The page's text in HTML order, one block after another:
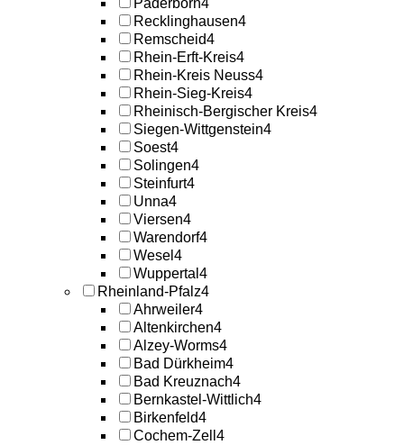
Paderborn4
Recklinghausen4
Remscheid4
Rhein-Erft-Kreis4
Rhein-Kreis Neuss4
Rhein-Sieg-Kreis4
Rheinisch-Bergischer Kreis4
Siegen-Wittgenstein4
Soest4
Solingen4
Steinfurt4
Unna4
Viersen4
Warendorf4
Wesel 4
Wuppertal 4
Rheinland-Pfalz4
Ahrweiler4
Altenkirchen4
Alzey-Worms4
Bad Dürkheim4
Bad Kreuznach4
Bernkastel-Wittlich4
Birkenfeld4
Cochem-Zell 4